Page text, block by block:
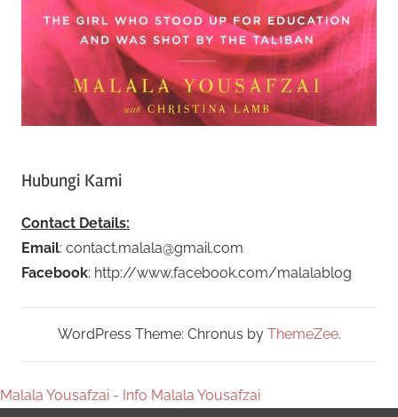
Hubungi Kami
Contact Details:
Email: contact.malala@gmail.com
Facebook: http://www.facebook.com/malalablog
WordPress Theme: Chronus by ThemeZee.
Malala Yousafzai - Info Malala Yousafzai